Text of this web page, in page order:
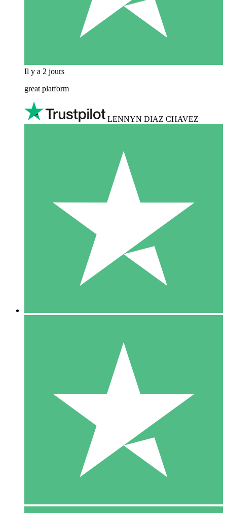
Il y a 2 jours
great platform
LENNYN DIAZ CHAVEZ